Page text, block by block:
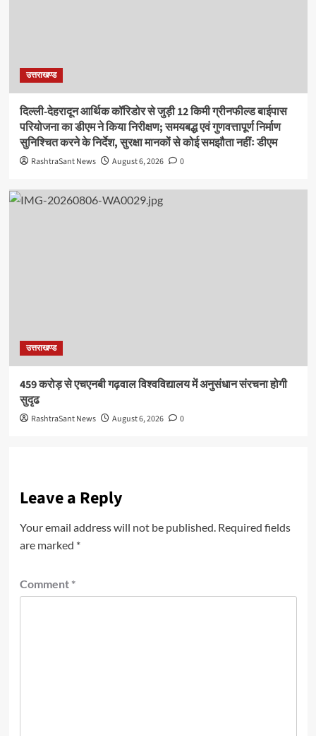
उत्तराखण्ड
दिल्ली-देहरादून आर्थिक कॉरिडोर से जुड़ी 12 किमी ग्रीनफील्ड बाईपास
परियोजना का डीएम ने किया निरीक्षण; समयबद्ध एवं गुणवत्तापूर्ण निर्माण
सुनिश्चित करने के निर्देश, सुरक्षा मानकों से कोई समझौता नहींः डीएम
RashtraSant News August 6, 2026 0
उत्तराखण्ड
459 करोड़ से एचएनबी गढ़वाल विश्वविद्यालय में अनुसंधान संरचना होगी
सुदृढ
RashtraSant News August 6, 2026 0
Leave a Reply
Your email address will not be published. Required fields
are marked *
Comment *